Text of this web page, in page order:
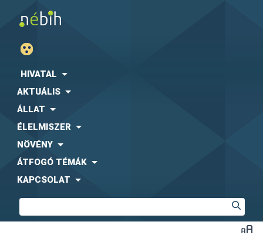
HIVATAL
AKTUÁLIS
ÁLLAT
ÉLELMISZER
NÖVÉNY
ÁTFOGÓ TÉMÁK
KAPCSOLAT